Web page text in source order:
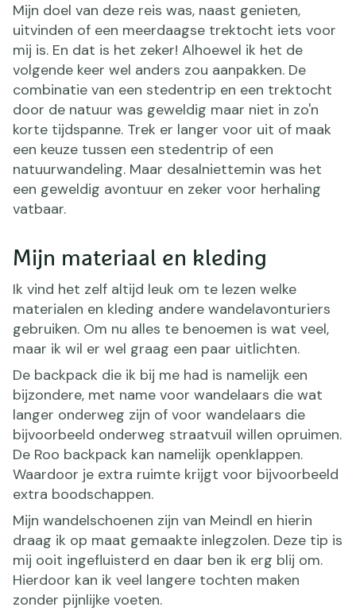
Mijn doel van deze reis was, naast genieten,
uitvinden of een meerdaagse trektocht iets voor
mij is. En dat is het zeker! Alhoewel ik het de
volgende keer wel anders zou aanpakken. De
combinatie van een stedentrip en een trektocht
door de natuur was geweldig maar niet in zo'n
korte tijdspanne. Trek er langer voor uit of maak
een keuze tussen een stedentrip of een
natuurwandeling. Maar desalniettemin was het
een geweldig avontuur en zeker voor herhaling
vatbaar.
Mijn materiaal en kleding
Ik vind het zelf altijd leuk om te lezen welke
materialen en kleding andere wandelavonturiers
gebruiken. Om nu alles te benoemen is wat veel,
maar ik wil er wel graag een paar uitlichten.
De backpack die ik bij me had is namelijk een
bijzondere, met name voor wandelaars die wat
langer onderweg zijn of voor wandelaars die
bijvoorbeeld onderweg straatvuil willen opruimen.
De Roo backpack kan namelijk openklappen.
Waardoor je extra ruimte krijgt voor bijvoorbeeld
extra boodschappen.
Mijn wandelschoenen zijn van Meindl en hierin
draag ik op maat gemaakte inlegzolen. Deze tip is
mij ooit ingefluisterd en daar ben ik erg blij om.
Hierdoor kan ik veel langere tochten maken
zonder pijnlijke voeten.